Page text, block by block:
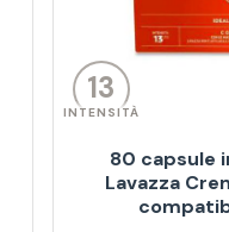
13
INTENSITÀ
80 capsule
Lavazza